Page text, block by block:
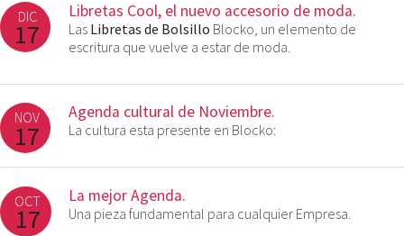
DIC
17
Libretas Cool, el nuevo accesorio de moda.
Las Libretas de Bolsillo Blocko, un elemento de
escritura que vuelve a estar de moda.
NOV
17
Agenda cultural de Noviembre.
La cultura esta presente en Blocko:
OCT
17
La mejor Agenda.
Una pieza fundamental para cualquier Empresa.